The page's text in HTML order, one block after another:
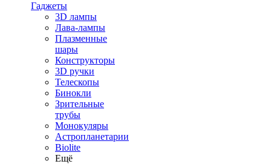
Гаджеты
3D лампы
Лава-лампы
Плазменные
шары
Конструкторы
3D ручки
Телескопы
Бинокли
Зрительные
трубы
Монокуляры
Астропланетарии
Biolite
Ещё